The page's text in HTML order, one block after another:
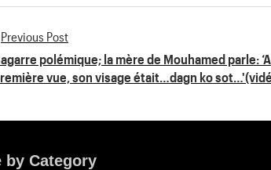
Previous Post
polémique; la mère de Mouhamed parle: ‘A
vue, son visage était…dagn ko
by Category